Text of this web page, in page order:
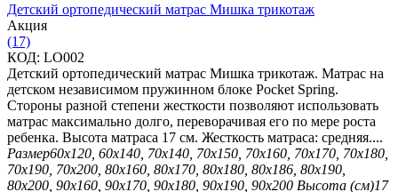
Детский ортопедический матрас Мишка трикотаж
Aкция
(17)
КОД: LO002
Детский ортопедический матрас Мишка трикотаж. Матрас на
детском независимом пружинном блоке Pocket Spring.
Стороны разной степени жесткости позволяют использовать
матрас максимально долго, переворачивая его по мере роста
ребенка. Высота матраса 17 см. Жесткость матраса: средняя....
Размер60х120, 60х140, 70х140, 70х150, 70х160, 70х170, 70х180,
70х190, 70х200, 80х160, 80х170, 80х180, 80х186, 80х190,
80х200, 90х160, 90х170, 90х180, 90х190, 90х200 Высота (см)17